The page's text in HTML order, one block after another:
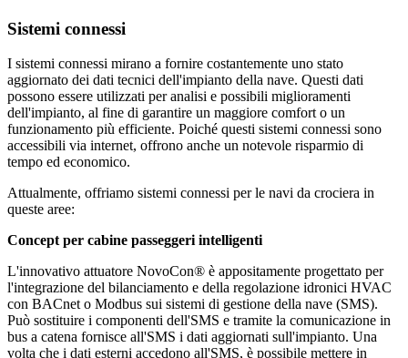
Sistemi connessi
I sistemi connessi mirano a fornire costantemente uno stato
aggiornato dei dati tecnici dell'impianto della nave. Questi dati
possono essere utilizzati per analisi e possibili miglioramenti
dell'impianto, al fine di garantire un maggiore comfort o un
funzionamento più efficiente. Poiché questi sistemi connessi sono
accessibili via internet, offrono anche un notevole risparmio di
tempo ed economico.
Attualmente, offriamo sistemi connessi per le navi da crociera in
queste aree:
Concept per cabine passeggeri intelligenti
L'innovativo attuatore NovoCon® è appositamente progettato per
l'integrazione del bilanciamento e della regolazione idronici HVAC
con BACnet o Modbus sui sistemi di gestione della nave (SMS).
Può sostituire i componenti dell'SMS e tramite la comunicazione in
bus a catena fornisce all'SMS i dati aggiornati sull'impianto. Una
volta che i dati esterni accedono all'SMS, è possibile mettere in